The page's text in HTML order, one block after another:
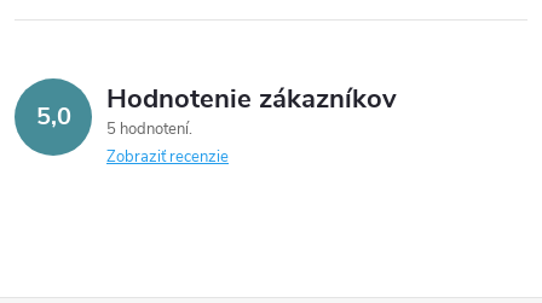
5,0 Hodnotenie zákazníkov
5 hodnotení
Zobraziť recenzie